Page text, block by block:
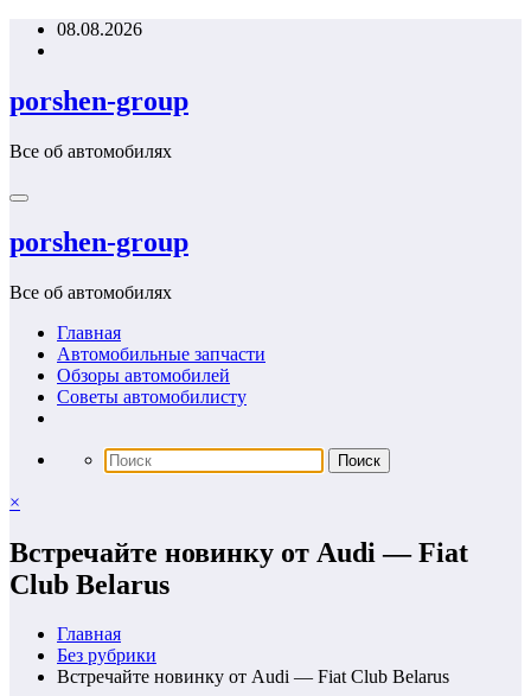
Перейти08.08.2026
porshen-group
Все об автомобилях
porshen-group
Все об автомобилях
Главная
Автомобильные запчасти
Обзоры автомобилей
Советы автомобилисту
×
Встречайте новинку от Audi — Fiat
Club Belarus
Главная
Без рубрики
Встречайте новинку от Audi — Fiat Club Belarus